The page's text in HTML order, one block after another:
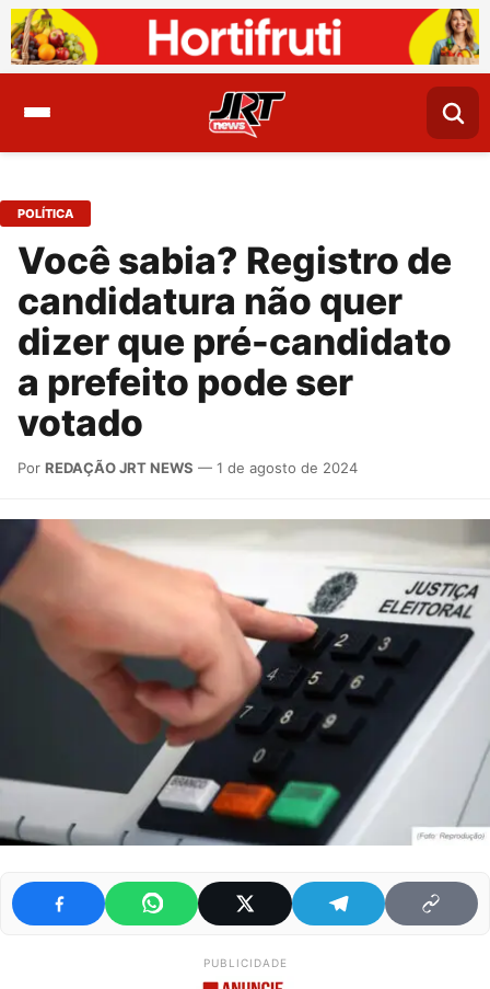
POLÍTICA
Você sabia? Registro de
candidatura não quer
dizer que pré-candidato
a prefeito pode ser
votado
Por REDAÇÃO JRT NEWS — 1 de agosto de 2024
PUBLICIDADE